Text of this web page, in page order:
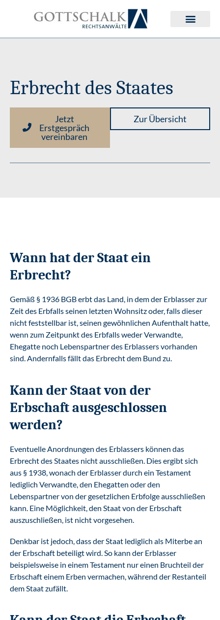
Erbrecht des Staates
Jetzt
Erstgespräch
vereinbaren
Zur Übersicht
Wann hat der Staat ein
Erbrecht?
Gemäß § 1936 BGB erbt das Land, in dem der Erblasser zur
Zeit des Erbfalls seinen letzten Wohnsitz oder, falls dieser
nicht feststellbar ist, seinen gewöhnlichen Aufenthalt hatte,
wenn zum Zeitpunkt des Erbfalls weder Verwandte,
Ehegatte noch Lebenspartner des Erblassers vorhanden
sind. Andernfalls fällt das Erbrecht dem Bund zu.
Kann der Staat von der
Erbschaft ausgeschlossen
werden?
Eventuelle Anordnungen des Erblassers können das
Erbrecht des Staates nicht ausschließen. Dies ergibt sich
aus § 1938, wonach der Erblasser durch ein Testament
lediglich Verwandte, den Ehegatten oder den
Lebenspartner von der gesetzlichen Erbfolge ausschließen
kann. Eine Möglichkeit, den Staat von der Erbschaft
auszuschließen, ist nicht vorgesehen.
Denkbar ist jedoch, dass der Staat lediglich als Miterbe an
der Erbschaft beteiligt wird. So kann der Erblasser
beispielsweise in einem Testament nur einen Bruchteil der
Erbschaft einem Erben vermachen, während der Restanteil
dem Staat zufällt.